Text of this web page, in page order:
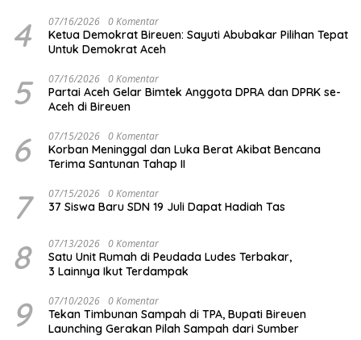
4 07/16/2026 0 Komentar
Ketua Demokrat Bireuen: Sayuti Abubakar Pilihan Tepat
Untuk Demokrat Aceh
5 07/16/2026 0 Komentar
Partai Aceh Gelar Bimtek Anggota DPRA dan DPRK se-
Aceh di Bireuen
6 07/15/2026 0 Komentar
Korban Meninggal dan Luka Berat Akibat Bencana
Terima Santunan Tahap II
7 07/15/2026 0 Komentar
37 Siswa Baru SDN 19 Juli Dapat Hadiah Tas
8 07/13/2026 0 Komentar
Satu Unit Rumah di Peudada Ludes Terbakar,
3 Lainnya Ikut Terdampak
9 07/10/2026 0 Komentar
Tekan Timbunan Sampah di TPA, Bupati Bireuen
Launching Gerakan Pilah Sampah dari Sumber